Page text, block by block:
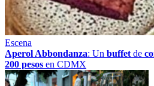
Escena
Aperol Abbondanza: Un buffet de
200 pesos en CDMX